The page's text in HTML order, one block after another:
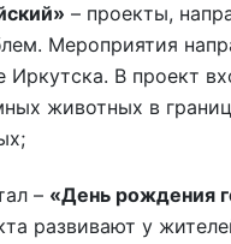
– проекты,
Мероприятия
Иркутска. В проект
животных в
– «День рождения
развивают у